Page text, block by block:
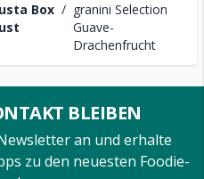
Box / granini Selection
Guave-
Drachenfrucht
BLEIBEN
an und erhalte
zu den neuesten Foodie-